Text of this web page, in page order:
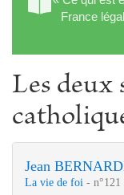
France
Les deux
Jean
La vie de foi - n°121